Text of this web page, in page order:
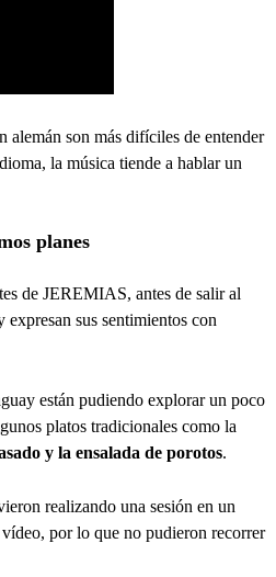
alemán son más difíciles de entender
la música tiende a hablar un
planes
de JEREMIAS, antes de salir al
expresan sus sentimientos con
están pudiendo explorar un poco
platos tradicionales como la
y la ensalada de porotos.
realizando una sesión en un
por lo que no pudieron recorrer